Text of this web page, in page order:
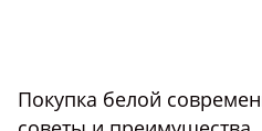
Покупка белой